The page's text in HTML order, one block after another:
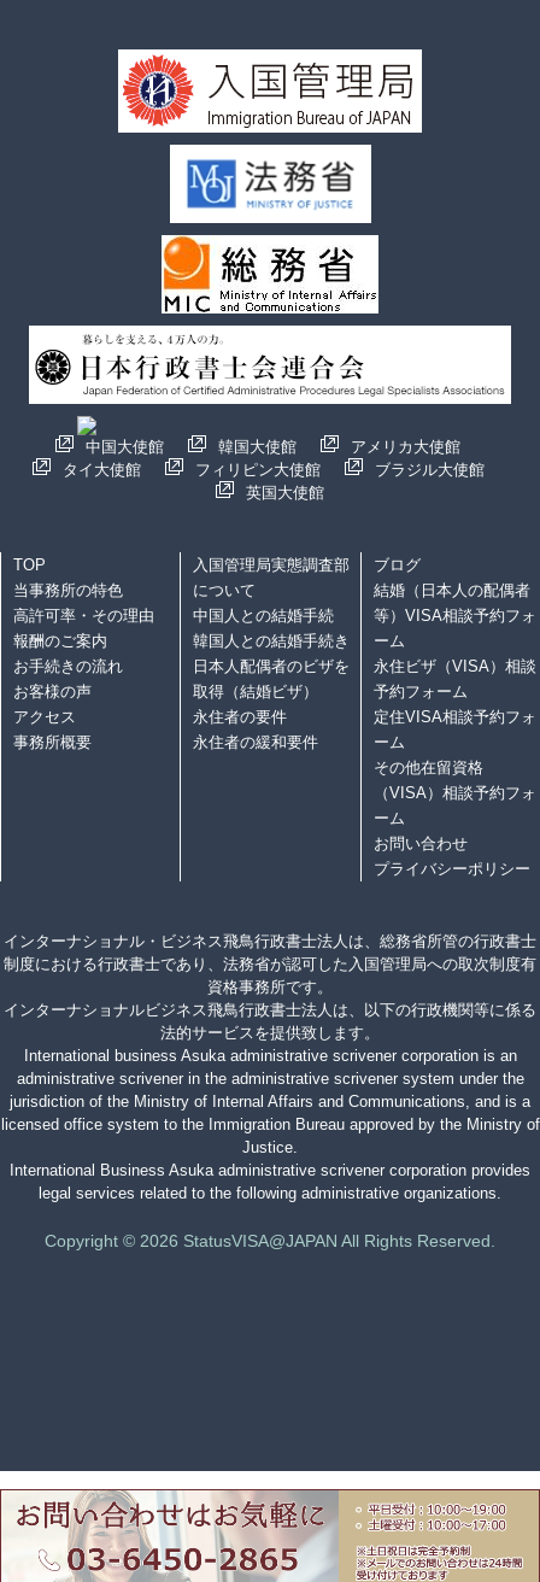
中国大使館 韓国大使館
アメリカ大使館
タイ大使館
フィリピン大使館
ブラジル大使館
英国大使館
TOP
当事務所の特色
高許可率・その理由
報酬のご案内
お手続きの流れ
お客様の声
アクセス
事務所概要
入国管理局実態調査部
について
中国人との結婚手続
韓国人との結婚手続き
日本人配偶者のビザを
取得（結婚ビザ）
永住者の要件
永住者の緩和要件
ブログ
結婚（日本人の配偶者
等）VISA相談予約フォ
ーム
永住ビザ（VISA）相談
予約フォーム
定住VISA相談予約フォ
ーム
その他在留資格
（VISA）相談予約フォ
ーム
お問い合わせ
プライバシーポリシー
インターナショナル・ビジネス飛鳥行政書士法人は、総務省所管の行政書士
制度における行政書士であり、法務省が認可した入国管理局への取次制度有
資格事務所です。
インターナショナルビジネス飛鳥行政書士法人は、以下の行政機関等に係る
法的サービスを提供致します。
International business Asuka administrative scrivener corporation is an
administrative scrivener in the administrative scrivener system under the
jurisdiction of the Ministry of Internal Affairs and Communications, and is a
licensed office system to the Immigration Bureau approved by the Ministry of
Justice.
International Business Asuka administrative scrivener corporation provides
legal services related to the following administrative organizations.
Copyright © 2026 StatusVISA@JAPAN All Rights Reserved.